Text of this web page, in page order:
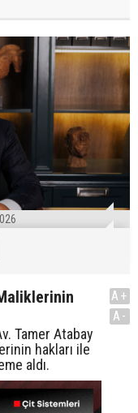
Tamer Atabay
hakları ile
aldı.
A+
A-